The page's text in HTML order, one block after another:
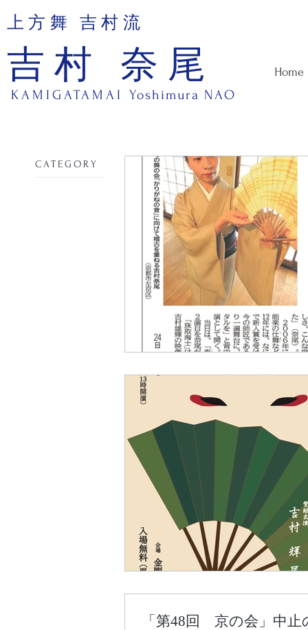
上方舞 吉村流
吉村 奈尾 Home
KAMIGATAMAI Yoshimura NAO
​CATEGORY
「第48回 京の会」中止